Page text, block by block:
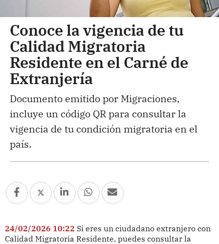
Conoce la vigencia de tu
Calidad Migratoria
Residente en el Carné de
Extranjería
Documento emitido por Migraciones,
incluye un código QR para consultar la
vigencia de tu condición migratoria en el
país.
24/02/2026 10:22 Si eres un ciudadano extranjero con
Calidad Migratoria Residente, puedes consultar la